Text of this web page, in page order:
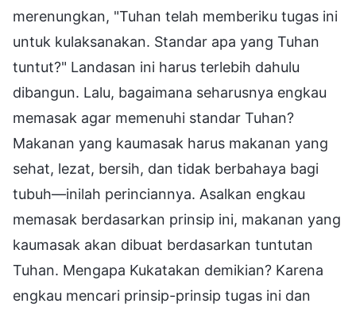
merenungkan, "Tuhan telah memberiku tugas ini
untuk kulaksanakan. Standar apa yang Tuhan
tuntut?" Landasan ini harus terlebih dahulu
dibangun. Lalu, bagaimana seharusnya engkau
memasak agar memenuhi standar Tuhan?
Makanan yang kaumasak harus makanan yang
sehat, lezat, bersih, dan tidak berbahaya bagi
tubuh—inilah perinciannya. Asalkan engkau
memasak berdasarkan prinsip ini, makanan yang
kaumasak akan dibuat berdasarkan tuntutan
Tuhan. Mengapa Kukatakan demikian? Karena
engkau mencari prinsip-prinsip tugas ini dan